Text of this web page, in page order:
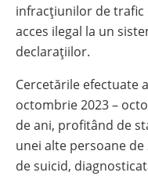
infracțiunilor de trafic
acces ilegal la un
declarațiilor.
Cercetările efectuate
octombrie 2023 –
de ani, profitând de
unei alte persoane
de suicid,